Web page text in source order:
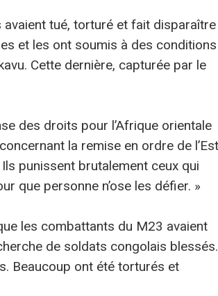
avaient tué, torturé et fait disparaître
et les ont soumis à des conditions
Cette dernière, capturée par le
des droits pour l’Afrique orientale
la remise en ordre de l’Est
punissent brutalement ceux qui
que personne n’ose les défier. »
les combattants du M23 avaient
de soldats congolais blessés.
Beaucoup ont été torturés et